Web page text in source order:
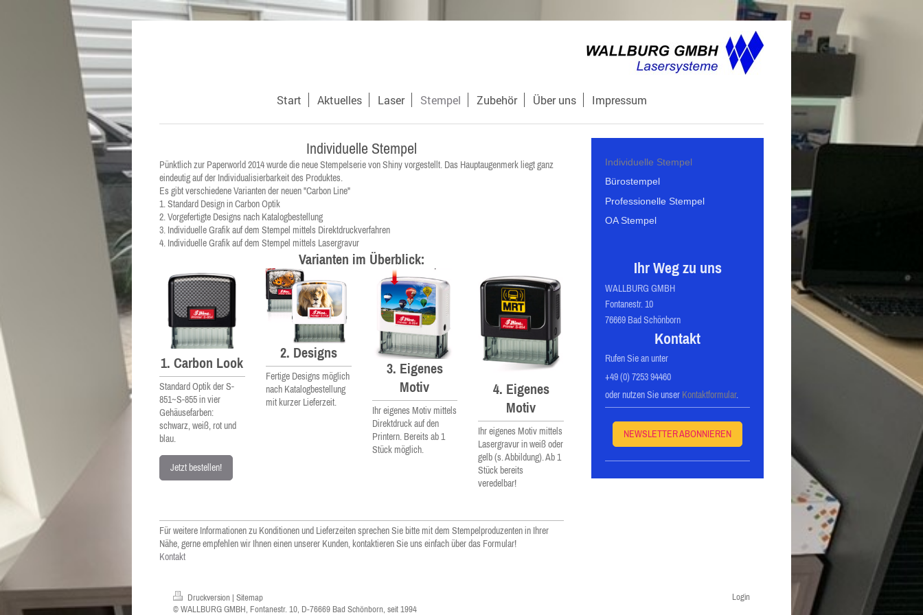
Start Aktuelles Laser Stempel Zubehör Über uns Impressum
Individuelle Stempel
Pünktlich zur Paperworld 2014 wurde die neue Stempelserie von Shiny vorgestellt. Das Hauptaugenmerk liegt ganz
eindeutig auf der Individualisierbarkeit des Produktes.
Es gibt verschiedene Varianten der neuen "Carbon Line"
1. Standard Design in Carbon Optik
2. Vorgefertigte Designs nach Katalogbestellung
3. Individuelle Grafik auf dem Stempel mittels Direktdruckverfahren
4. Individuelle Grafik auf dem Stempel mittels Lasergravur
Varianten im Überblick:
1. Carbon Look
Standard Optik der S-
851~S-855 in vier
Gehäusefarben:
schwarz, weiß, rot und
blau.
Jetzt bestellen!
2. Designs
Fertige Designs möglich
nach Katalogbestellung
mit kurzer Lieferzeit.
3. Eigenes
Motiv
Ihr eigenes Motiv mittels
Direktdruck auf den
Printern. Bereits ab 1
Stück möglich.
4. Eigenes
Motiv
Ihr eigenes Motiv mittels
Lasergravur in weiß oder
gelb (s. Abbildung). Ab 1
Stück bereits
veredelbar!
Für weitere Informationen zu Konditionen und Lieferzeiten sprechen Sie bitte mit dem Stempelproduzenten in Ihrer
Nähe, gerne empfehlen wir Ihnen einen unserer Kunden, kontaktieren Sie uns einfach über das Formular!
Kontakt
Individuelle Stempel
Bürostempel
Professionelle Stempel
OA Stempel
Ihr Weg zu uns
WALLBURG GMBH
Fontanestr. 10
76669 Bad Schönborn
Kontakt
Rufen Sie an unter
+49 (0) 7253 94460
oder nutzen Sie unser Kontaktformular.
NEWSLETTER ABONNIEREN
Druckversion | Sitemap
© WALLBURG GMBH, Fontanestr. 10, D-76669 Bad Schönborn, seit 1994
Login